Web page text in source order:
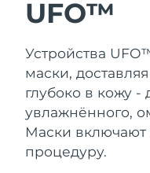
UFO™
Устройства
маски,
глубоко в кожу -
увлажнённого,
Маски
процедуру.
Словения
Южно-
Республика
Республика Корея